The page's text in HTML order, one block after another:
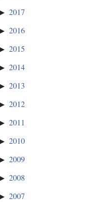
2017
2016
2015
2014
2013
2012
2011
2010
2009
2008
2007